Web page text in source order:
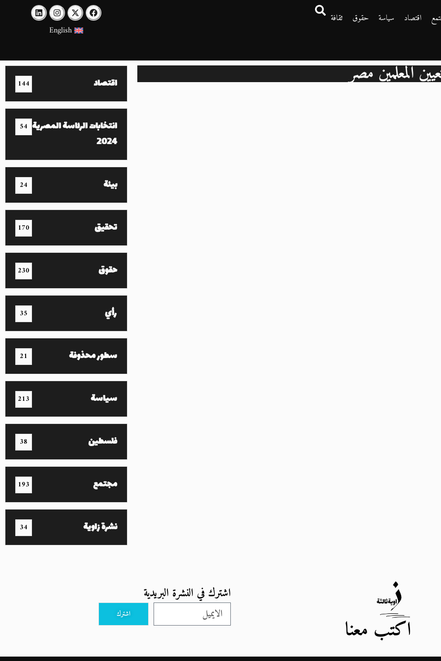
اقتصاد سياسة حقوق
ثقافة
English
المعلمين مصر اقتصاد 144
انتخابات الرئاسة المصرية
2024
54
بيئة 24
تحقيق 170
حقوق 230
رأي 35
سطور محذوفة 21
سياسة 213
فلسطين 38
مجتمع 193
نشرة زاوية 34
اكتب معنا
اشترك في النشرة البريدية
اشترك